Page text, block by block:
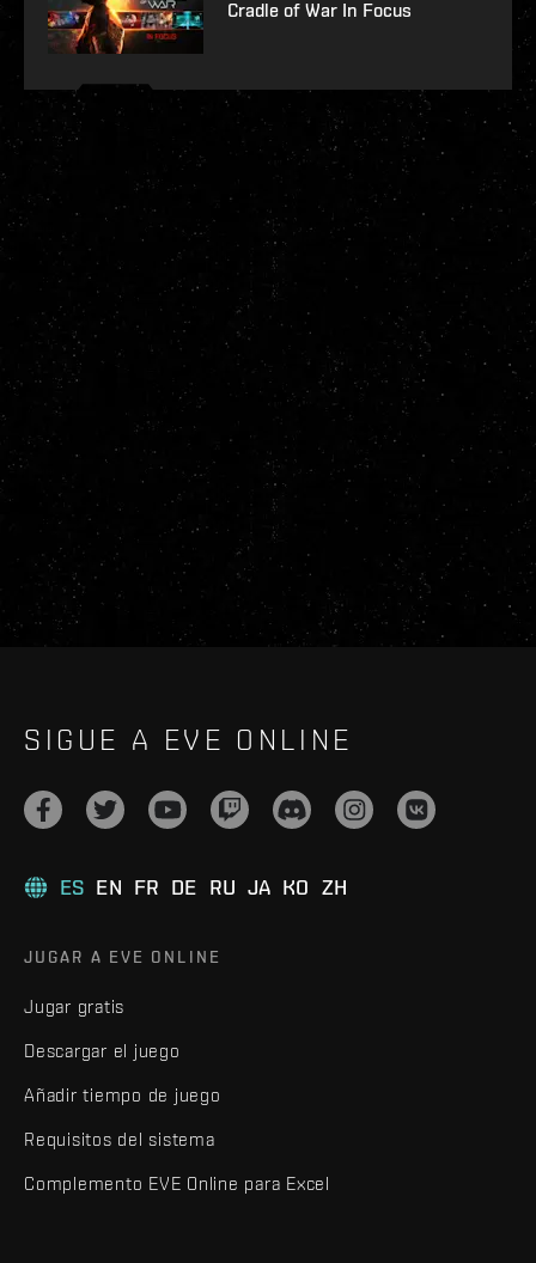
Cradle of War In Focus
SIGUE A EVE ONLINE
ES EN FR DE RU JA KO ZH
JUGAR A EVE ONLINE
Jugar gratis
Descargar el juego
Añadir tiempo de juego
Requisitos del sistema
Complemento EVE Online para Excel